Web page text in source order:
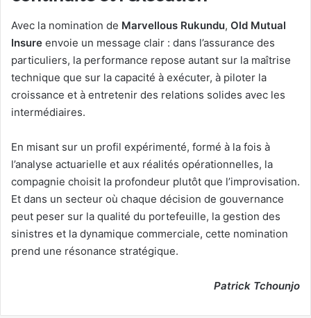
Avec la nomination de Marvellous Rukundu, Old Mutual
Insure envoie un message clair : dans l’assurance des
particuliers, la performance repose autant sur la maîtrise
technique que sur la capacité à exécuter, à piloter la
croissance et à entretenir des relations solides avec les
intermédiaires.
En misant sur un profil expérimenté, formé à la fois à
l’analyse actuarielle et aux réalités opérationnelles, la
compagnie choisit la profondeur plutôt que l’improvisation.
Et dans un secteur où chaque décision de gouvernance
peut peser sur la qualité du portefeuille, la gestion des
sinistres et la dynamique commerciale, cette nomination
prend une résonance stratégique.
Patrick Tchounjo